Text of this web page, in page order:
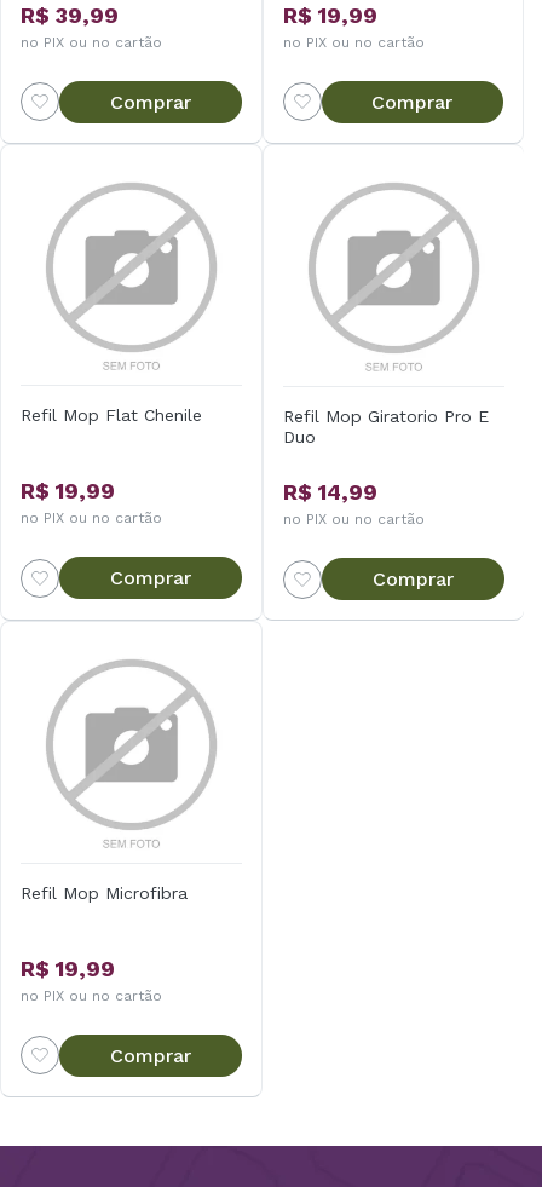
R$ 39,99
no PIX ou no cartão
Comprar
R$ 19,99
no PIX ou no cartão
Comprar
Refil Mop Flat Chenile
R$ 19,99
no PIX ou no cartão
Comprar
Refil Mop Giratorio Pro E
Duo
R$ 14,99
no PIX ou no cartão
Comprar
Refil Mop Microfibra
R$ 19,99
no PIX ou no cartão
Comprar